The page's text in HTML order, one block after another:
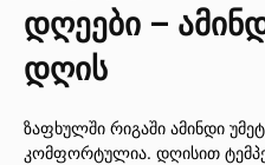
დღეები –
დღის
ზაფხულში რიგაში ამინდი
კომფორტულია. დღისით